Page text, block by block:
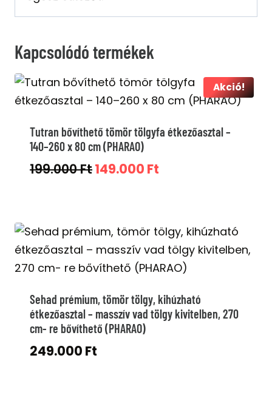
Kapcsolódó termékek
Akció!
Tutran bővíthető tömör tölgyfa étkezőasztal –
140–260 x 80 cm (PHARAO)
199.000FtOriginal
199.000 Ft.
149.000 Ft
149.000 Ft.
Sehad prémium, tömör tölgy, kihúzható
étkezőasztal – masszív vad tölgy kivitelben, 270
cm- re bővíthető (PHARAO)
249.000 Ft